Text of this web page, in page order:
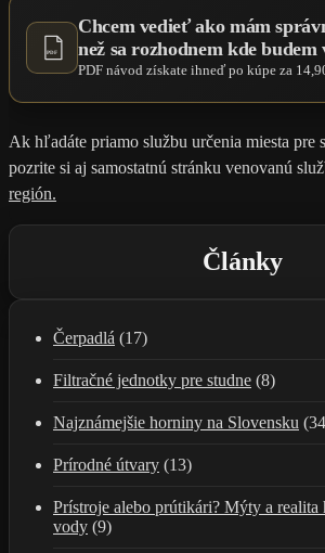
PDF
Chcem vedieť ako mám
než sa rozhodnem kde
PDF návod získate ihneď po kúpe za
Ak hľadáte priamo službu určenia miesta pre
pozrite si aj samostatnú stránku venovanú
región.
Články
Čerpadlá (17)
Filtračné jednotky pre studne (8)
Najznámejšie horniny na Slovensku
Prírodné útvary (13)
Prístroje alebo prútikári? Mýty a realita
vody (9)